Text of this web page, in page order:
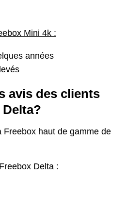
Mini 4k :
années
avis des clients
Freebox haut de gamme de
Delta :